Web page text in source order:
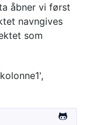
åbner vi først
navngives
som